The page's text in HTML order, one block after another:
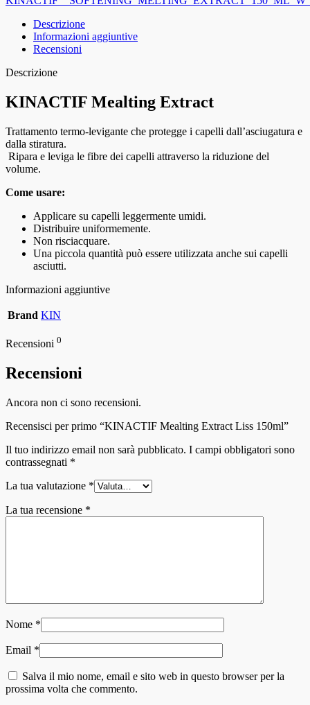
Descrizione
Informazioni aggiuntive
Recensioni
Descrizione
KINACTIF Mealting Extract
Trattamento termo-levigante che protegge i capelli dall’asciugatura e
dalla stiratura.
Ripara e leviga le fibre dei capelli attraverso la riduzione del
volume.
Come usare:
Applicare su capelli leggermente umidi.
Distribuire uniformemente.
Non risciacquare.
Una piccola quantità può essere utilizzata anche sui capelli
asciutti.
Informazioni aggiuntive
Brand KIN
Recensioni 0
Recensioni
Ancora non ci sono recensioni.
Recensisci per primo “KINACTIF Mealting Extract Liss 150ml”
Il tuo indirizzo email non sarà pubblicato. I campi obbligatori sono
contrassegnati *
La tua valutazione *
La tua recensione *
Nome *
Email *
Salva il mio nome, email e sito web in questo browser per la
prossima volta che commento.